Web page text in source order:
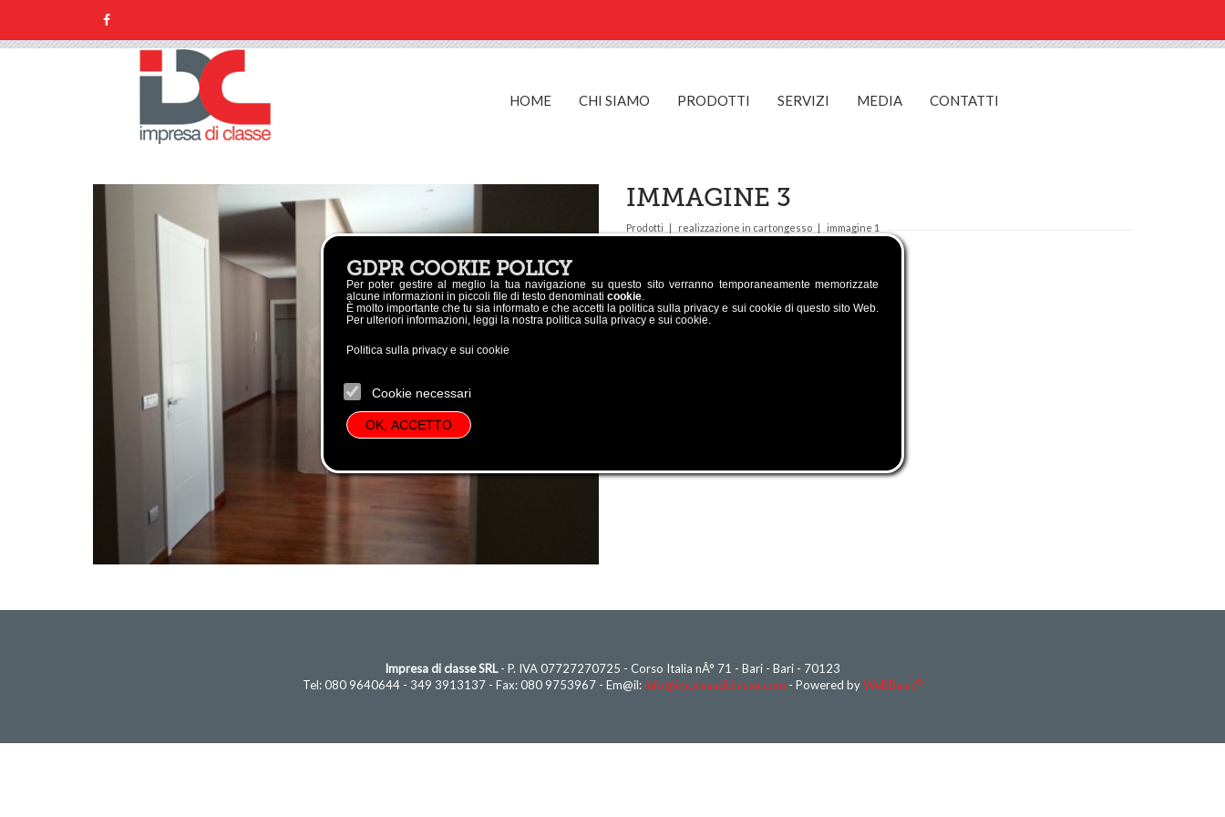
HOME CHI SIAMO PRODOTTI SERVIZI MEDIA CONTATTI
IMMAGINE 3
Prodotti realizzazione in cartongesso immagine 1
Impresa di classe SRL- P. IVA 07727270725 - Corso Italia nÂ° 71 - Bari - Bari - 70123
Tel: 080 9640644 - 349 3913137 - Fax: 080 9753967 - Em@il:info@impresadiclasse.com - Powered byWeBBasic©
GDPR COOKIE POLICY
Per poter gestire al meglio la tua navigazione su questo sito verranno temporaneamente memorizzate
alcune informazioni in piccoli file di testo denominati cookie.
È molto importante che tu sia informato e che accetti la politica sulla privacy e sui cookie di questo sito Web.
Per ulteriori informazioni, leggi la nostra politica sulla privacy e sui cookie.
Politica sulla privacy e sui cookie
Cookie necessari
OK, ACCETTO